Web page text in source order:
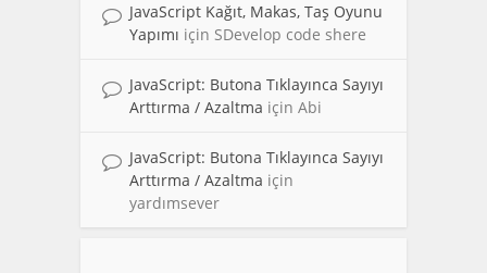
JavaScript Kağıt, Makas, Taş Oyunu
Yapımı için SDevelop code shere
JavaScript: Butona Tıklayınca Sayıyı
Arttırma / Azaltma için Abi
JavaScript: Butona Tıklayınca Sayıyı
Arttırma / Azaltma için
yardımsever